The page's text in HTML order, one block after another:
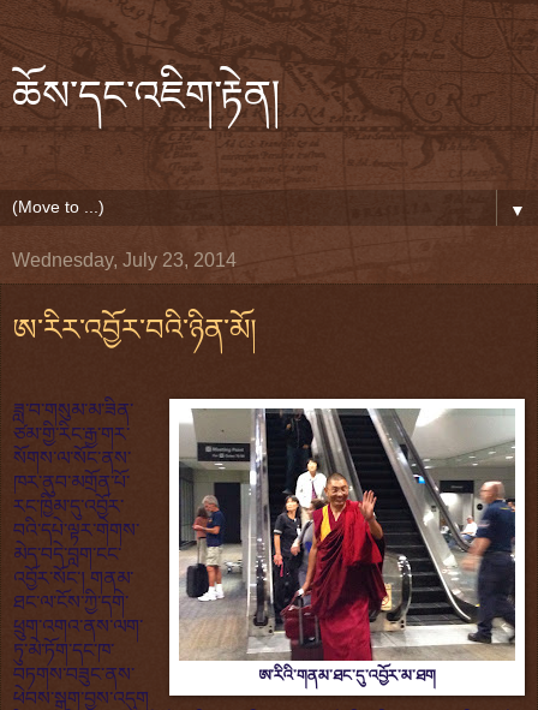
ཆོས་དང་འཇིག་རྟེན།
▼
Wednesday, July 23, 2014
ཨ་རིར་འབྱོར་བའི་ཉིན་མོ།
ཨ་རིའི་གནམ་ཐང་དུ་འབྱོར་མ་ཐག
ཟླ་བ་གསུམ་མ་ཟིན་
ཙམ་གྱི་རིང་རྒྱ་གར་
སོགས་ལ་སོང་ནས་
ཁར་ནུབ་མགྲོན་པོ་
རང་ཁྱིམ་དུ་འབྱོར་
བའི་དཔེ་ལྟར་གེགས་
མེད་བདེ་བླག་ངང་
འབྱོར་སོང་། གནམ་
ཐང་ལ་ངོས་ཀྱི་དགེ་
ཕྲུག་འགའ་ནས་ལག་
ཏུ་མེ་ཏོག་དང་ཁ་
བཏགས་བཟུང་ནས་
ཕེབས་སྒུག་བྱས་འདུག